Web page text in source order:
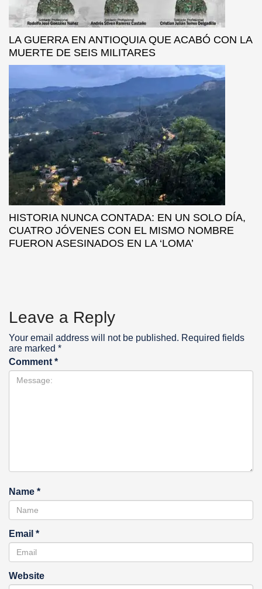
LA GUERRA EN ANTIOQUIA QUE ACABÓ CON LA
MUERTE DE SEIS MILITARES
HISTORIA NUNCA CONTADA: EN UN SOLO DÍA,
CUATRO JÓVENES CON EL MISMO NOMBRE
FUERON ASESINADOS EN LA ‘LOMA’
Leave a Reply
Your email address will not be published. Required fields
are marked *
Comment *
Name *
Email *
Website